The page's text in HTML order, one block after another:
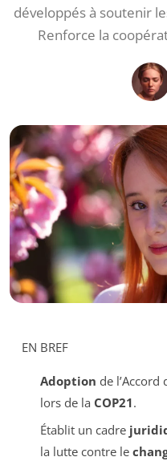
développés à soutenir
Renforce la
EN BREF
Adoption de l’Accord
lors de la COP21.
Établit un cadre
la lutte contre le